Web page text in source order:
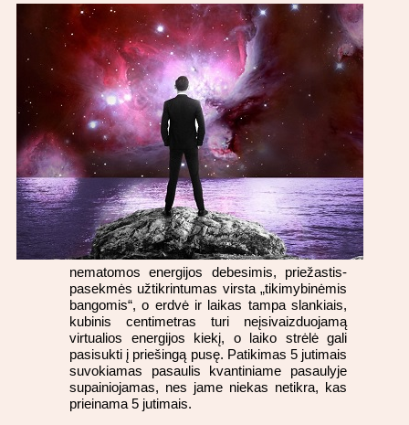
nematomos energijos debesimis, priežastis-
pasekmės užtikrintumas virsta „tikimybinėmis
bangomis“, o erdvė ir laikas tampa slankiais,
kubinis centimetras turi neįsivaizduojamą
virtualios energijos kiekį, o laiko strėlė gali
pasisukti į priešingą pusę. Patikimas 5 jutimais
suvokiamas pasaulis kvantiniame pasaulyje
supainiojamas, nes jame niekas netikra, kas
prieinama 5 jutimais.